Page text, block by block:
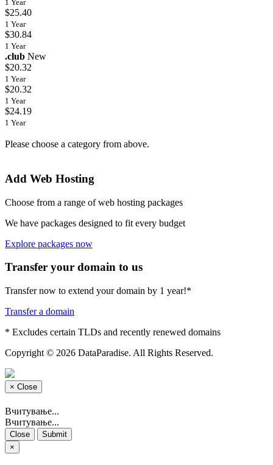
1 Year
$25.40
1 Year
$30.84
1 Year
.club New
$20.32
1 Year
$20.32
1 Year
$24.19
1 Year
Please choose a category from above.
Add Web Hosting
Choose from a range of web hosting packages
We have packages designed to fit every budget
Explore packages now
Transfer your domain to us
Transfer now to extend your domain by 1 year!*
Transfer a domain
* Excludes certain TLDs and recently renewed domains
Copyright © 2026 DataParadise. All Rights Reserved.
× Close
Вчитување...
Вчитување...
Close
Submit
×